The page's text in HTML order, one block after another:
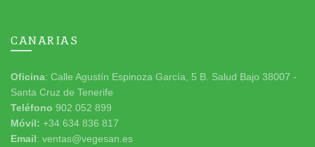
CANARIAS
Oficina: Calle Agustín Espinoza García, 5 B. Salud Bajo 38007 -
Santa Cruz de Tenerife
Teléfono 902 052 899
Móvil: +34 634 836 817
Email: ventas@vegesan.es